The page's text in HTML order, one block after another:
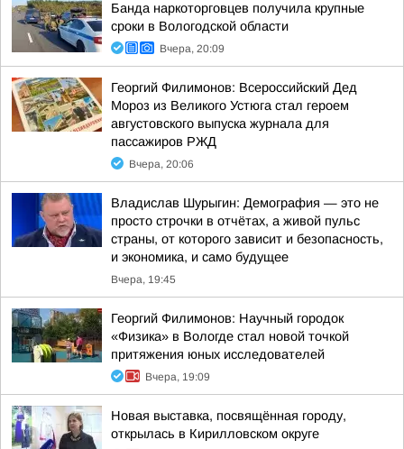
Банда наркоторговцев получила крупные
сроки в Вологодской области
Вчера, 20:09
Георгий Филимонов: Всероссийский Дед
Мороз из Великого Устюга стал героем
августовского выпуска журнала для
пассажиров РЖД
Вчера, 20:06
Владислав Шурыгин: Демография — это не
просто строчки в отчётах, а живой пульс
страны, от которого зависит и безопасность,
и экономика, и само будущее
Вчера, 19:45
Георгий Филимонов: Научный городок
«Физика» в Вологде стал новой точкой
притяжения юных исследователей
Вчера, 19:09
Новая выставка, посвящённая городу,
открылась в Кирилловском округе